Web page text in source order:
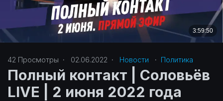
42 Просмотры · 02.06.2022 · Новости · Политика‎
Полный контакт | Соловьёв
LIVE | 2 июня 2022 года